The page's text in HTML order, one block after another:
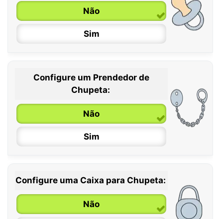
Não
Sim
0 / 6 meses
6 / 36 meses
Configure um Prendedor de
Chupeta:
Não
Sim
Configure uma Caixa para Chupeta:
Não